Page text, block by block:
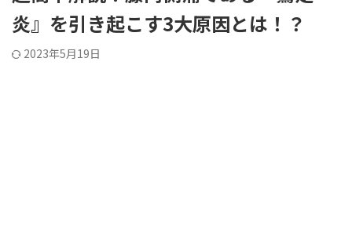
炎』を引き起こす3大原因とは！？
2023年5月19日